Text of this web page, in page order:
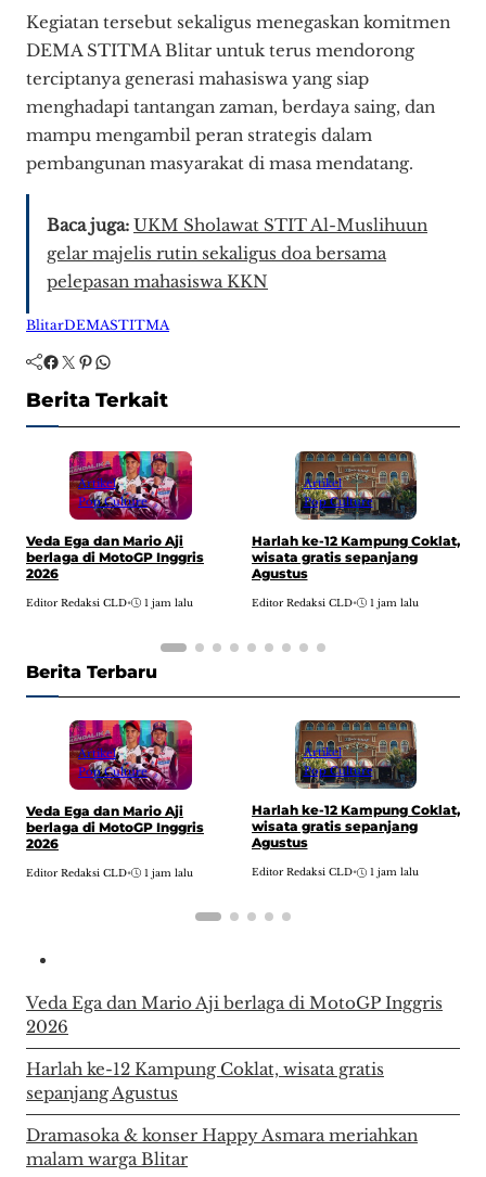
Kegiatan tersebut sekaligus menegaskan komitmen
DEMA STITMA Blitar untuk terus mendorong
terciptanya generasi mahasiswa yang siap
menghadapi tantangan zaman, berdaya saing, dan
mampu mengambil peran strategis dalam
pembangunan masyarakat di masa mendatang.
Baca juga: UKM Sholawat STIT Al-Muslihuun
gelar majelis rutin sekaligus doa bersama
pelepasan mahasiswa KKN
BlitarDEMASTITMA
Facebook Twitter Pinterest WhatsApp
Berita Terkait
Artikel
Pop Culture
Veda Ega dan Mario Aji
berlaga di MotoGP Inggris
2026
Editor Redaksi CLD• 1 jam lalu
Artikel
Pop Culture
Harlah ke-12 Kampung Coklat,
wisata gratis sepanjang
Agustus
Editor Redaksi CLD• 1 jam lalu
Berita Terbaru
Artikel
Pop Culture
Veda Ega dan Mario Aji
berlaga di MotoGP Inggris
2026
Editor Redaksi CLD• 1 jam lalu
Artikel
Pop Culture
Harlah ke-12 Kampung Coklat,
wisata gratis sepanjang
Agustus
Editor Redaksi CLD• 1 jam lalu
Veda Ega dan Mario Aji berlaga di MotoGP Inggris
2026
Harlah ke-12 Kampung Coklat, wisata gratis
sepanjang Agustus
Dramasoka & konser Happy Asmara meriahkan
malam warga Blitar